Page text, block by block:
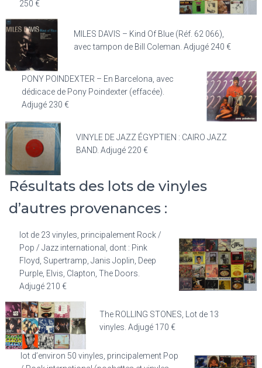
250 €
MILES DAVIS – Kind Of Blue (Réf. 62 066),
avec tampon de Bill Coleman. Adjugé 240 €
PONY POINDEXTER – En Barcelona, avec
dédicace de Pony Poindexter (effacée).
Adjugé 230 €
VINYLE DE JAZZ ÉGYPTIEN : CAIRO JAZZ
BAND. Adjugé 220 €
Résultats des lots de vinyles
d’autres provenances :
lot de 23 vinyles, principalement Rock /
Pop / Jazz international, dont : Pink
Floyd, Supertramp, Janis Joplin, Deep
Purple, Elvis, Clapton, The Doors.
Adjugé 210 €
The ROLLING STONES, Lot de 13
vinyles. Adjugé 170 €
lot d’environ 50 vinyles, principalement Pop